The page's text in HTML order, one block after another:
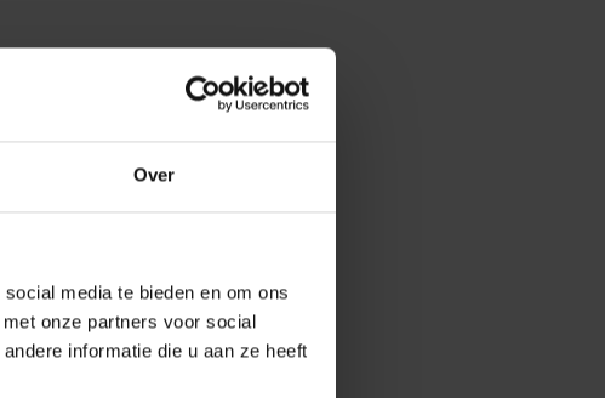
Over
media te bieden en om ons
onze partners voor social
informatie die u aan ze heeft